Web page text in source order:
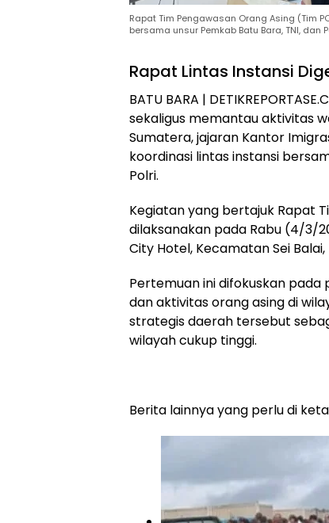
Rapat Tim Pengawasan Orang Asing (Tim
bersama unsur Pemkab Batu Bara, TNI,
Rapat Lintas Instansi
BATU BARA |
sekaligus memantau aktivitas
Sumatera, jajaran Kantor
koordinasi lintas instansi
Polri.
Kegiatan yang bertajuk Rapat
dilaksanakan pada Rabu (4/3/
City Hotel, Kecamatan Sei
Pertemuan ini difokuskan
dan aktivitas orang asing di
strategis daerah tersebut
wilayah cukup tinggi.
Berita lainnya yang perlu di